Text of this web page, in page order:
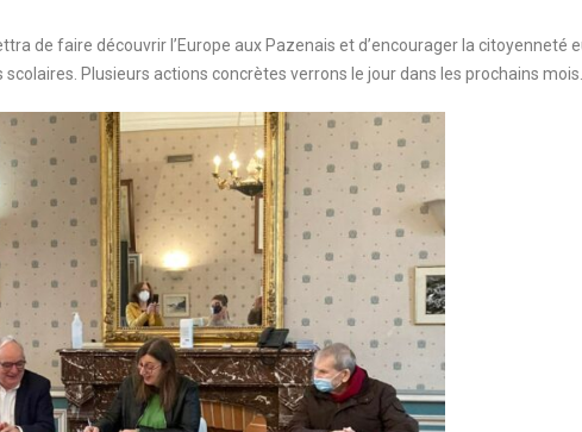
de faire découvrir l’Europe aux Pazenais et d’encourager la citoyenneté
Plusieurs actions concrètes verrons le jour dans les prochains mois…